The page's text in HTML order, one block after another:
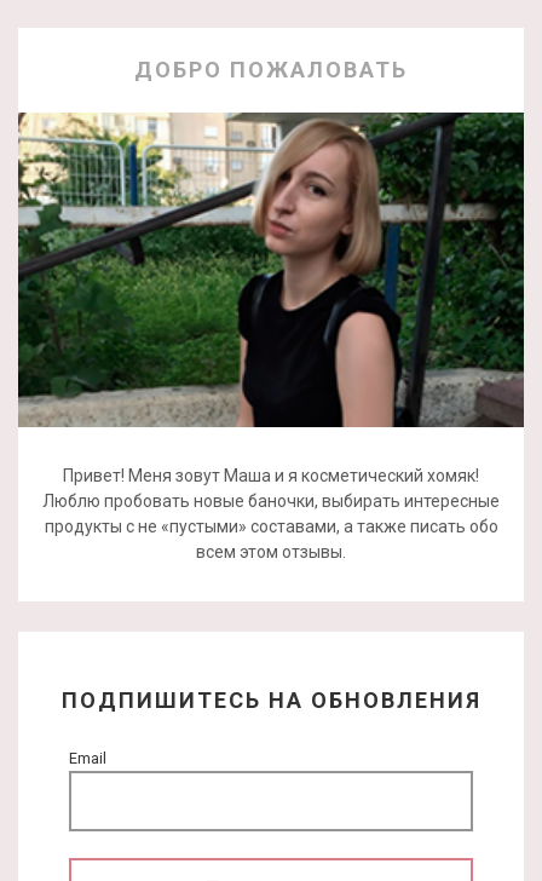
ДОБРО ПОЖАЛОВАТЬ
Привет! Меня зовут Маша и я косметический хомяк!
Люблю пробовать новые баночки, выбирать интересные
продукты с не «пустыми» составами, а также писать обо
всем этом отзывы.
ПОДПИШИТЕСЬ НА ОБНОВЛЕНИЯ
Email